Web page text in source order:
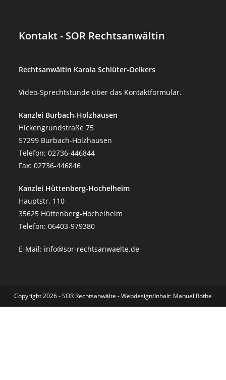
Kontakt - SOR Rechtsanwältin
Rechtsanwältin Karola Schlüter-Oelkers
Video-Sprechtstunde über das Kontaktformular.
Kanzlei Burbach-Holzhausen
Hickengrundstraße 75
57299 Burbach-Holzhausen
Telefon:02736-446844
Fax: 02736-446846
Kanzlei Hüttenberg-Hochelheim
Hauptstr. 110
35625 Hüttenberg-Hochelheim
Telefon: 06403-979380
E-Mail: info@sor-rechtsanwaelte.de
Copyright 2026 - SOR Rechtsanwälte - Webdesign/Inhalt: Manuel Rothe